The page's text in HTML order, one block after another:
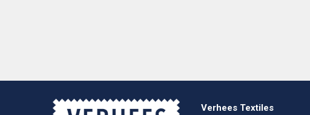
Verhees Textiles